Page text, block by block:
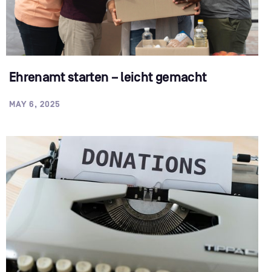
Ehrenamt starten – leicht gemacht
MAY 6, 2025